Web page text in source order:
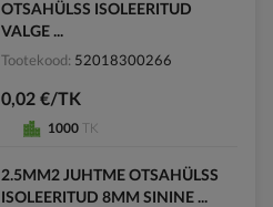
OTSAHÜLSS ISOLEERITUD
VALGE ...
Tootekood 52018300266
0,02 €/TK
1000 TK
2.5MM2 JUHTME OTSAHÜLSS
ISOLEERITUD 8MM SININE ...